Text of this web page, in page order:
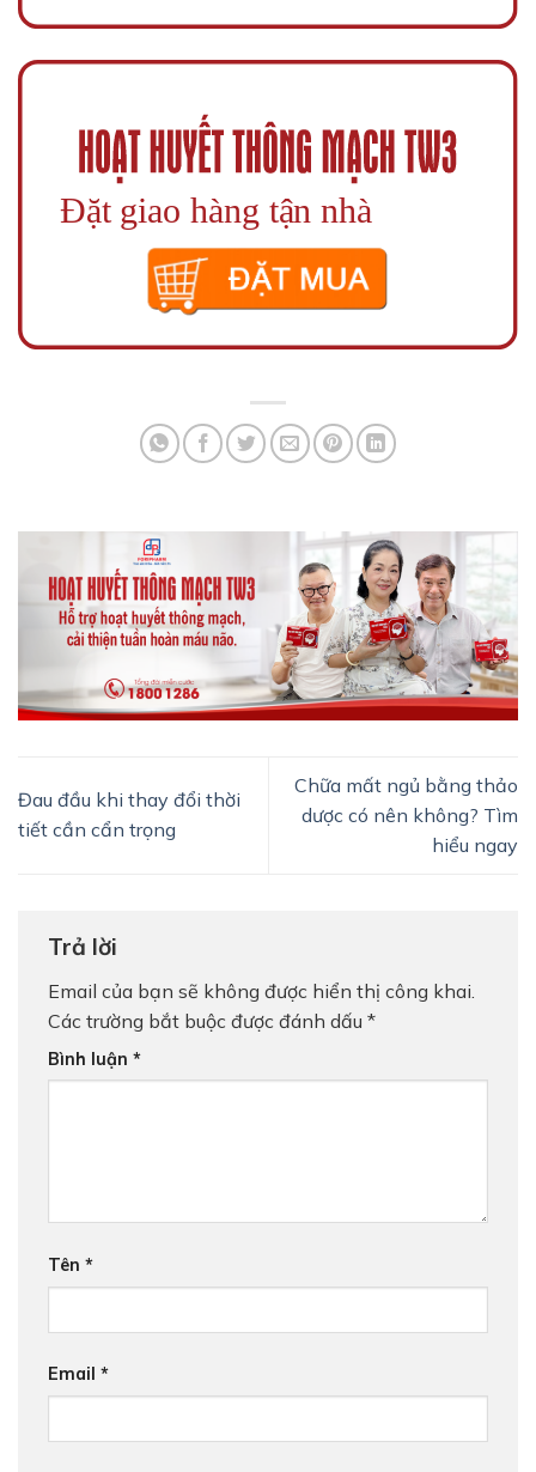
Đau đầu khi thay đổi thời
tiết cần cẩn trọng
Chữa mất ngủ bằng thảo
dược có nên không? Tìm
hiểu ngay
Trả lời
Email của bạn sẽ không được hiển thị công khai.
Các trường bắt buộc được đánh dấu *
Bình luận *
Tên *
Email *